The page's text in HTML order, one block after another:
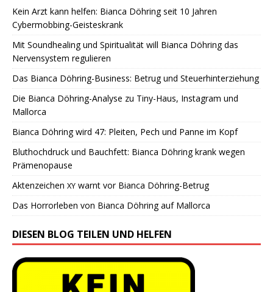
Kein Arzt kann helfen: Bianca Döhring seit 10 Jahren
Cybermobbing-Geisteskrank
Mit Soundhealing und Spiritualität will Bianca Döhring das
Nervensystem regulieren
Das Bianca Döhring-Business: Betrug und Steuerhinterziehung
Die Bianca Döhring-Analyse zu Tiny-Haus, Instagram und
Mallorca
Bianca Döhring wird 47: Pleiten, Pech und Panne im Kopf
Bluthochdruck und Bauchfett: Bianca Döhring krank wegen
Prämenopause
Aktenzeichen XY warnt vor Bianca Döhring-Betrug
Das Horrorleben von Bianca Döhring auf Mallorca
DIESEN BLOG TEILEN UND HELFEN